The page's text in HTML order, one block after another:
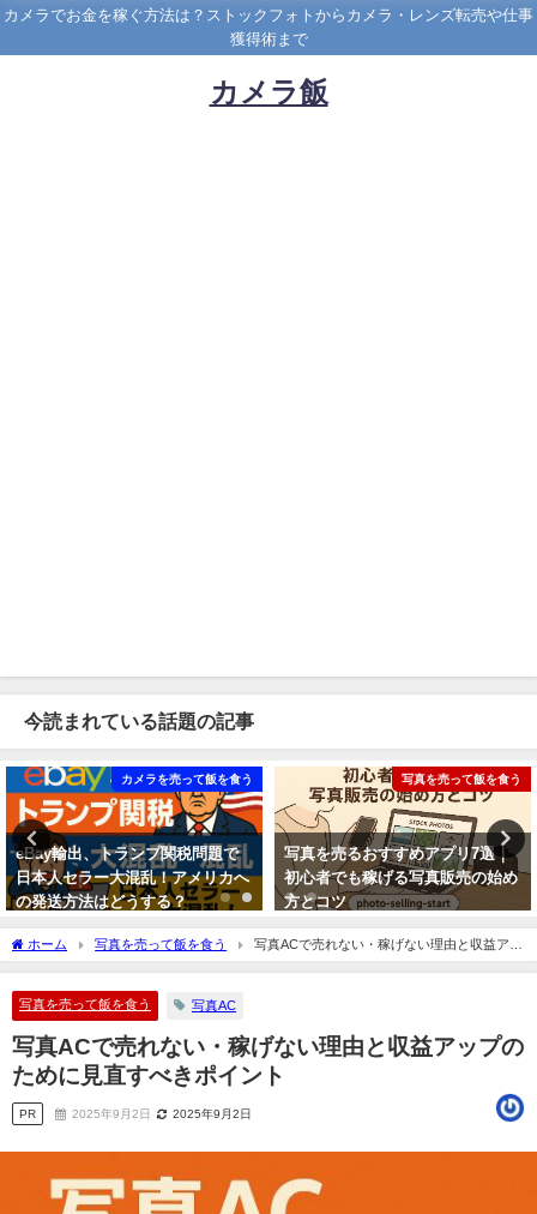
カメラでお金を稼ぐ方法は？ストックフォトからカメラ・レンズ転売や仕事
獲得術まで
カメラ飯
今読まれている話題の記事
カメラを売って飯を食う
eBay輸出、トランプ関税問題で
日本人セラー大混乱！アメリカへ
の発送方法はどうする？
写真を売って飯を食う
写真を売るおすすめアプリ7選｜
初心者でも稼げる写真販売の始め
方とコツ
ホーム 写真を売って飯を食う
写真ACで売れない・稼げない理由と収益アッ
プのために見直すべきポイント
写真を売って飯を食う 写真AC
写真ACで売れない・稼げない理由と収益アップの
ために見直すべきポイント
PR 2025年9月2日 2025年9月2日